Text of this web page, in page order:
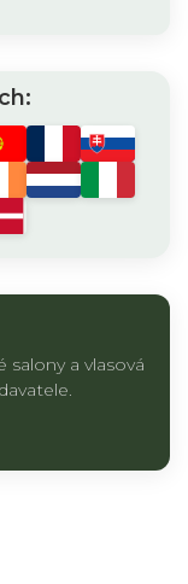
a vlasová